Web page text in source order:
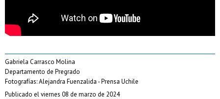
Gabriela Carrasco Molina
Departamento de Pregrado
Fotografías: Alejandra Fuenzalida - Prensa Uchile
Publicado el viernes 08 de marzo de 2024